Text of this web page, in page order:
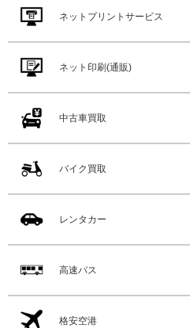
ネットプリントサービス
ネット印刷(通販)
中古車買取
バイク買取
レンタカー
高速バス
格安空港